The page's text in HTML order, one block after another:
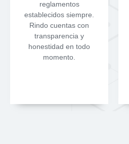
reglamentos
establecidos siempre.
Rindo cuentas con
transparencia y
honestidad en todo
momento.